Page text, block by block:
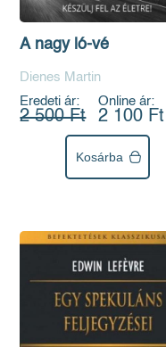
A nagy ló-vé
Dienes Martin
Eredeti ár:
2 500 Ft
Online ár:
2 100 Ft
Kosárba